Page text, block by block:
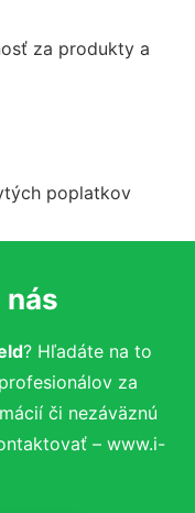
za produkty a
poplatkov
? Hľadáte na to
za
či nezáväznú
– www.i-